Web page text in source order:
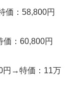
価：58,800円
：60,800円
円→特価：11万